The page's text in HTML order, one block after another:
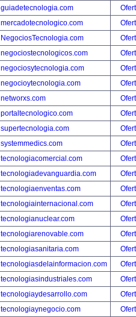
guiadetecnologia.com
mercadotecnologico.com
NegociosTecnologia.com
negociostecnologicos.com
negociosytecnologia.com
negocioytecnologia.com
networxs.com
portaltecnologico.com
supertecnologia.com
systemmedics.com
tecnologiacomercial.com
tecnologiadevanguardia.com
tecnologiaenventas.com
tecnologiainternacional.com
tecnologianuclear.com
tecnologiarenovable.com
tecnologiasanitaria.com
tecnologiasdelainformacion.com
tecnologiasindustriales.com
tecnologiaydesarrollo.com
tecnologiaynegocio.com